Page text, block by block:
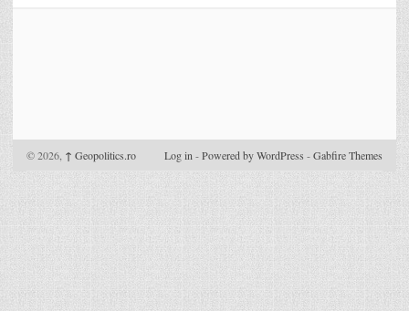
© 2026, ↑ Geopolitics.ro Log in-Powered by WordPress -Gabfire Themes